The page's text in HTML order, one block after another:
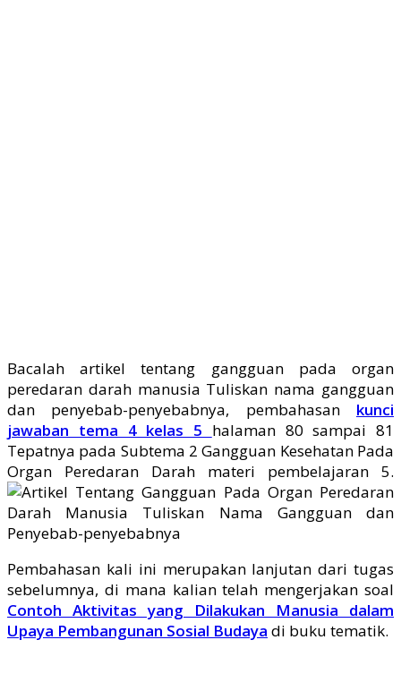
Bacalah artikel tentang gangguan pada organ
peredaran darah manusia Tuliskan nama gangguan
dan penyebab-penyebabnya, pembahasan kunci
jawaban tema 4 kelas 5 halaman 80 sampai 81
Tepatnya pada Subtema 2 Gangguan Kesehatan Pada
Organ Peredaran Darah materi pembelajaran 5.
Pembahasan kali ini merupakan lanjutan dari tugas
sebelumnya, di mana kalian telah mengerjakan soal
Contoh Aktivitas yang Dilakukan Manusia dalam
Upaya Pembangunan Sosial Budaya di buku tematik.